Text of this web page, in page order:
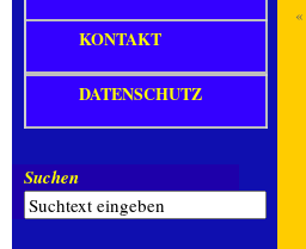
«
KONTAKT
DATENSCHUTZ
Suchen